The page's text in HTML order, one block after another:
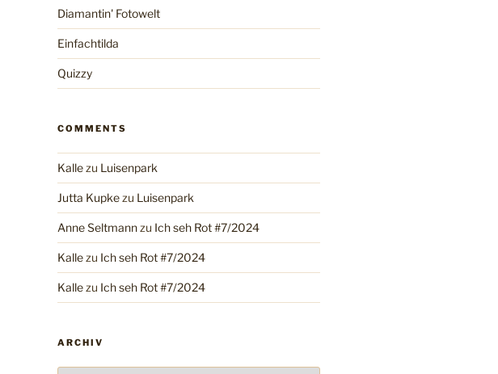
Diamantin' Fotowelt
Einfachtilda
Quizzy
COMMENTS
Kallezu Luisenpark
Jutta Kupkezu Luisenpark
Anne Seltmannzu Ich seh Rot #7/2024
Kallezu Ich seh Rot #7/2024
Kallezu Ich seh Rot #7/2024
ARCHIV